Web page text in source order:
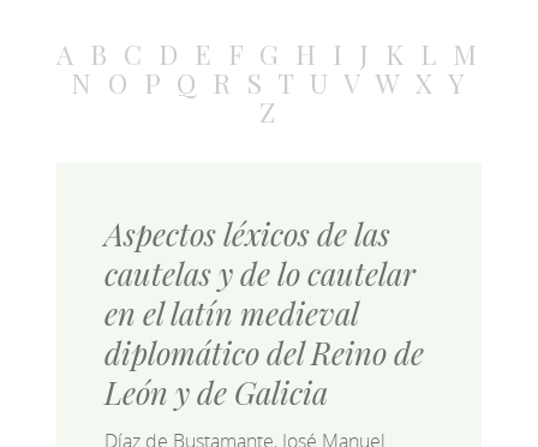
A B C D E F G H I J K L M
N O P Q R S T U V W X Y
Z
Aspectos léxicos de las
cautelas y de lo cautelar
en el latín medieval
diplomático del Reino de
León y de Galicia
Díaz de Bustamante, José Manuel